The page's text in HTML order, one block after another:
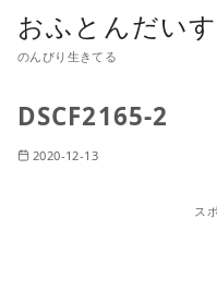
おふとんだい
のんびり生きてる
DSCF2165-2
2020-12-13
ス